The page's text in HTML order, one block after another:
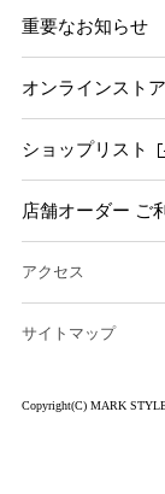
重要なお知らせ
オンラインストア
ショップリスト
店舗オーダー ご
アクセス
サイトマップ
Copyright(C) MARK